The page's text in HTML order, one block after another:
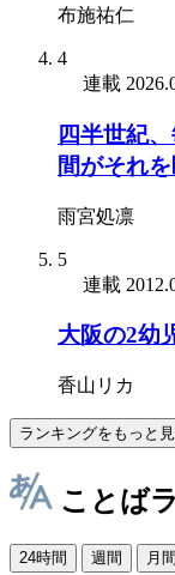
布施祐仁
4
連載
四半世紀
間がそれ
雨宮処凛
5
連載
大阪の2幼
香山リカ
ランキングをもっと
ことば
24時間 週間 月間